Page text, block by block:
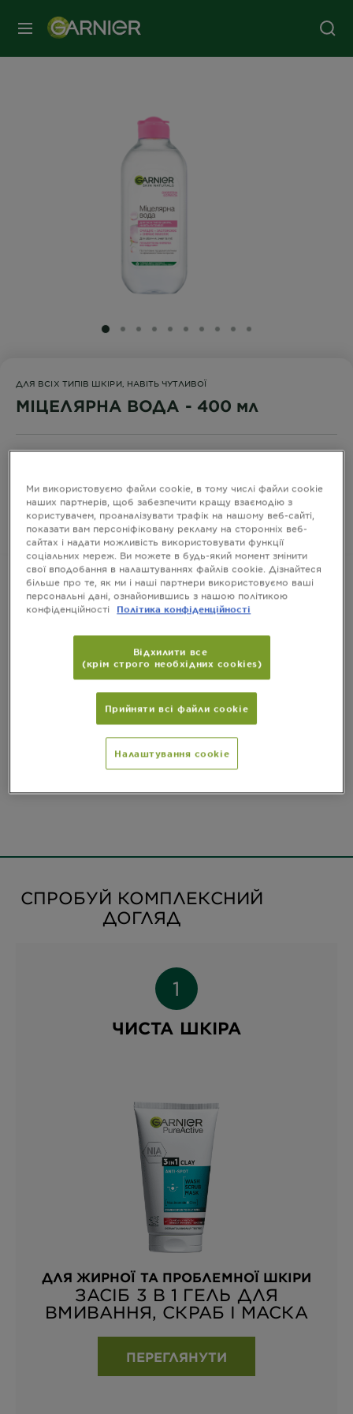
МЕНЮ
SLIDE 1
SLIDE 2
SLIDE 3
SLIDE 4
SLIDE 5
SLIDE 6
SLIDE 7
SLIDE 8
SLIDE 9
SLIDE 10
ДЛЯ ВСІХ ТИПІВ ШКІРИ, НАВІТЬ ЧУТЛИВОЇ
МІЦЕЛЯРНА ВОДА - 400 мл
РОЗМІР 400 МЛ.
КУПИТИ
Інформація про Продукт
CLOSE SUBPANEL
Спосіб застосування
CLOSE SUBPANEL
СПРОБУЙ КОМПЛЕКСНИЙ
ДОГЛЯД
ЧИСТА ШКІРА
ДЛЯ ЖИРНОЇ ТА ПРОБЛЕМНОЇ ШКІРИ
ЗАСІБ 3 В 1 ГЕЛЬ ДЛЯ
ВМИВАННЯ, СКРАБ І МАСКА
ПЕРЕГЛЯНУТИ
Ми використовуємо файли cookie, в тому числі файли cookie
наших партнерів, щоб забезпечити кращу взаємодію з
користувачем, проаналізувати трафік на нашому веб-сайті,
показати вам персоніфіковану рекламу на сторонніх веб-
сайтах і надати можливість використовувати функції
соціальних мереж. Ви можете в будь-який момент змінити
свої вподобання в налаштуваннях файлів cookie. Дізнайтеся
більше про те, як ми і наші партнери використовуємо ваші
персональні дані, ознайомившись з нашою політикою
конфіденційності
Політика конфіденційності
Відхилити все
(крім строго необхідних cookies)
Прийняти всі файли сookie
Налаштування cookie